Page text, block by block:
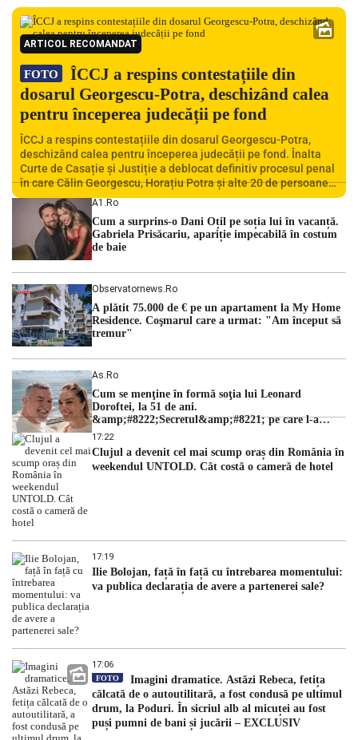
ARTICOL RECOMANDAT
FOTO
ÎCCJ a respins contestațiile din
dosarul Georgescu-Potra, deschizând calea
pentru începerea judecății pe fond
ÎCCJ a respins contestațiile din dosarul Georgescu-Potra,
deschizând calea pentru începerea judecății pe fond. Înalta
Curte de Casație și Justiție a deblocat definitiv procesul penal
în care Călin Georgescu, Horațiu Potra și alte 20 de persoane
sunt acuzați de acțiuni îndreptate împotriva ordinii
constituționale. În ședința din camera preliminară, judecătorii
de la instanța supremă au […]
A1.ro
Cum a surprins-o Dani Oțil pe soția lui în vacanță.
Gabriela Prisăcariu, apariție impecabilă în costum
de baie
Observatornews.ro
A plătit 75.000 de € pe un apartament la My Home
Residence. Coşmarul care a urmat: "Am început să
tremur"
As.ro
Cum se menţine în formă soţia lui Leonard
Doroftei, la 51 de ani.
&amp;#8222;Secretul&amp;#8221; pe care l-a
dezvăluit
17:22
Clujul a devenit cel mai scump oraș din România în
weekendul UNTOLD. Cât costă o cameră de hotel
17:19
Ilie Bolojan, față în față cu întrebarea momentului:
va publica declarația de avere a partenerei sale?
17:06
FOTO
Imagini dramatice. Astăzi Rebeca, fetița
călcată de o autoutilitară, a fost condusă pe ultimul
drum, la Poduri. În sicriul alb al micuței au fost
puși pumni de bani și jucării – EXCLUSIV